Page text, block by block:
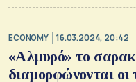
ECONOMY 16.03.2024, 20:42
«Αλμυρό» το
διαμορφώνονται οι